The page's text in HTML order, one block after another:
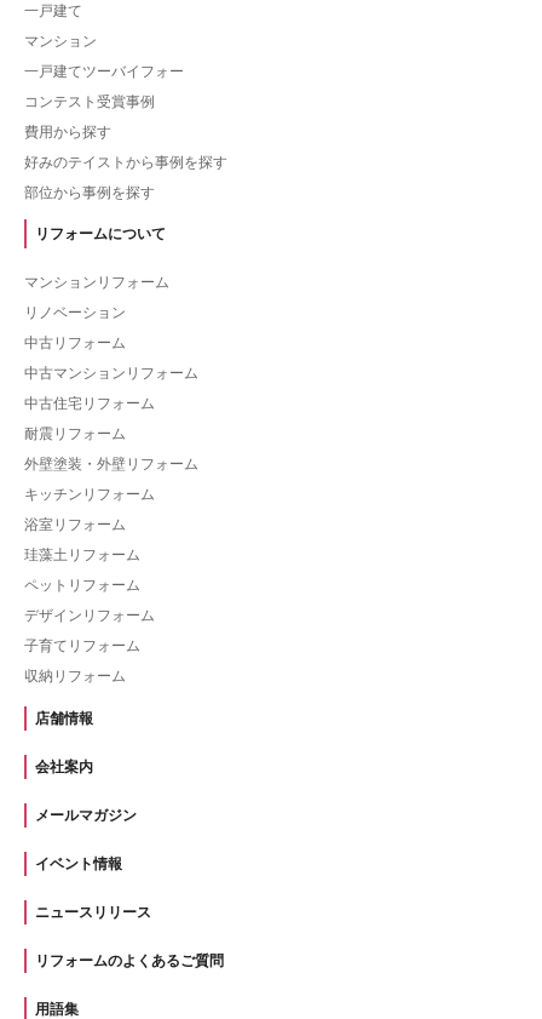
一戸建て
マンション
一戸建てツーバイフォー
コンテスト受賞事例
費用から探す
好みのテイストから事例を探す
部位から事例を探す
リフォームについて
マンションリフォーム
リノベーション
中古リフォーム
中古マンションリフォーム
中古住宅リフォーム
耐震リフォーム
外壁塗装・外壁リフォーム
キッチンリフォーム
浴室リフォーム
珪藻土リフォーム
ペットリフォーム
デザインリフォーム
子育てリフォーム
収納リフォーム
店舗情報
会社案内
メールマガジン
イベント情報
ニュースリリース
リフォームのよくあるご質問
用語集